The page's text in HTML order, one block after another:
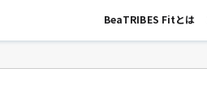
BeaTRIBES Fitとは